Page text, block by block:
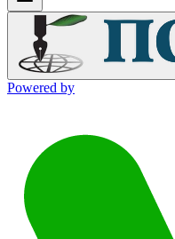
Powered by